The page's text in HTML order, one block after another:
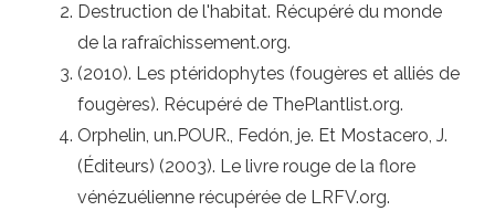
Destruction de l'habitat. Récupéré du monde
de la rafraîchissement.org.
(2010). Les ptéridophytes (fougères et alliés de
fougères). Récupéré de ThePlantlist.org.
Orphelin, un.POUR., Fedón, je. Et Mostacero, J.
(Éditeurs) (2003). Le livre rouge de la flore
vénézuélienne récupérée de LRFV.org.